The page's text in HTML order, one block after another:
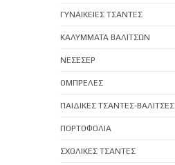
ΓΥΝΑΙΚΕΙΕΣ ΤΣΑΝΤΕΣ
ΚΑΛΥΜΜΑΤΑ ΒΑΛΙΤΣΩΝ
ΝΕΣΕΣΕΡ
ΟΜΠΡΕΛΕΣ
ΠΑΙΔΙΚΕΣ ΤΣΑΝΤΕΣ-ΒΑΛΙΤΣΕΣ
ΠΟΡΤΟΦΟΛΙΑ
ΣΧΟΛΙΚΕΣ ΤΣΑΝΤΕΣ